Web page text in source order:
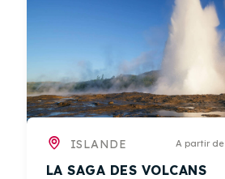
ISLANDE A partir de
LA SAGA DES VOLCANS